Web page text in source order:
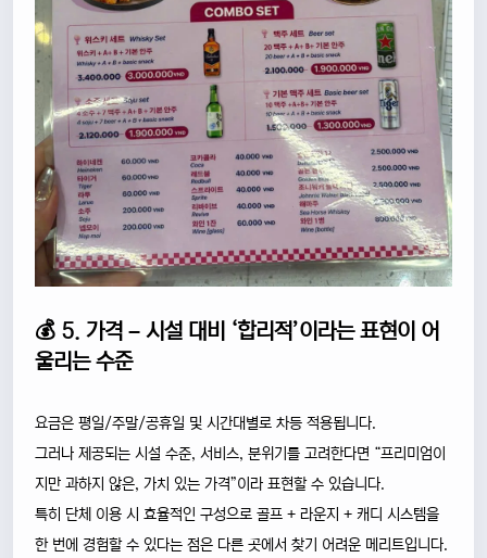
💰 5. 가격 – 시설 대비 ‘합리적’이라는 표현이 어
울리는 수준
요금은 평일/주말/공휴일 및 시간대별로 차등 적용됩니다.
그러나 제공되는 시설 수준, 서비스, 분위기를 고려한다면 “프리미엄이
지만 과하지 않은, 가치 있는 가격”이라 표현할 수 있습니다.
특히 단체 이용 시 효율적인 구성으로 골프 + 라운지 + 캐디 시스템을
한 번에 경험할 수 있다는 점은 다른 곳에서 찾기 어려운 메리트입니다.